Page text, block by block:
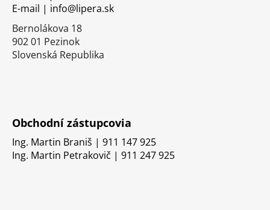
E-mail | info@lipera.sk
Bernolákova 18
902 01 Pezinok
Slovenská Republika
Obchodní zástupcovia
Ing. Martin Braniš | 911 147 925
Ing. Martin Petrakovič | 911 247 925